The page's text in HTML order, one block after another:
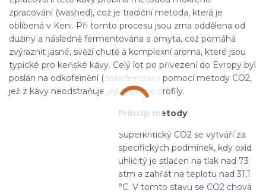
zpracování (washed), což je tradiční metoda, která je
oblíbená v Keni. Při tomto procesu jsou zrna oddělena od
dužiny a následně fermentována a omyta, což pomáhá
zvýraznit jasné, svěží chutě a komplexní aroma, které jsou
typické pro keňské kávy. Celý lot po přivezení do Evropy byl
poslán na odkofeinění (dekofeinizaci) pomocí metody CO2,
jež z kávy neodstraňuje její chuťové profily.
Princip metody
Superkritický CO2 se vytváří za
specifických podmínek, kdy oxid
uhličitý je stlačen na tlak nad 73
atm a zahřát na teplotu nad 31,1
°C. V tomto stavu se CO2 chová